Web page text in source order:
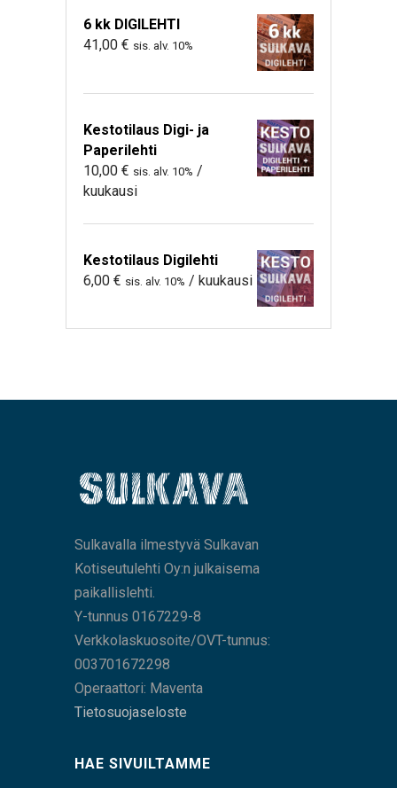
6 kk DIGILEHTI
41,00 € sis. alv. 10%
Kestotilaus Digi- ja
Paperilehti
10,00 € sis. alv. 10% /
kuukausi
Kestotilaus Digilehti
6,00 € sis. alv. 10% / kuukausi
Sulkavalla ilmestyvä Sulkavan
Kotiseutulehti Oy:n julkaisema
paikallislehti.
Y-tunnus 0167229-8
Verkkolaskuosoite/OVT-tunnus:
003701672298
Operaattori: Maventa
Tietosuojaseloste
HAE SIVUILTAMME